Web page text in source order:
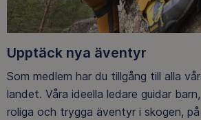
Upptäck nya äventyr
Som medlem har du tillgång till alla
landet. Våra ideella ledare guidar
roliga och trygga äventyr i skogen,